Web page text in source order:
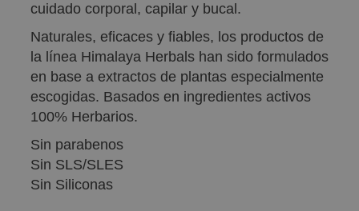
cuidado corporal, capilar y bucal.
Naturales, eficaces y fiables, los productos de
la línea Himalaya Herbals han sido formulados
en base a extractos de plantas especialmente
escogidas. Basados en ingredientes activos
100% Herbarios.
Sin parabenos
Sin SLS/SLES
Sin Siliconas